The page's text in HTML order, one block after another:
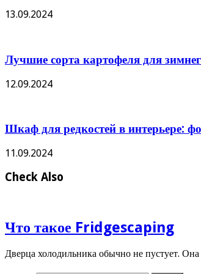
13.09.2024
Лучшие сорта картофеля для
12.09.2024
Шкаф для редкостей в интерьере:
11.09.2024
Check Also
Что такое Fridgescaping
Дверца холодильника обычно не пустует.